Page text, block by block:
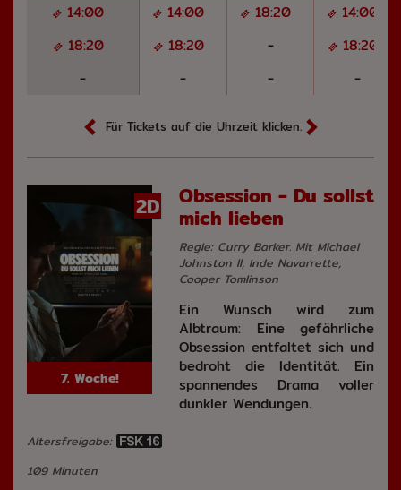
14:00 14:00 18:20
14:00
18:20
18:20 -
18:20
-
- - -
Für Tickets auf die Uhrzeit klicken.
2D
7. Woche!
Obsession - Du sollst
mich lieben
Regie: Curry Barker. Mit Michael
Johnston II, Inde Navarrette,
Cooper Tomlinson
Ein Wunsch wird zum
Albtraum: Eine gefährliche
Obsession entfaltet sich und
bedroht die Identität. Ein
spannendes Drama voller
dunkler Wendungen.
Altersfreigabe:
109 Minuten